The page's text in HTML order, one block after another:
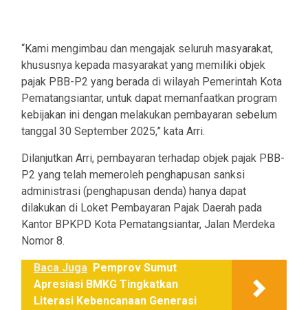
“Kami mengimbau dan mengajak seluruh masyarakat,
khususnya kepada masyarakat yang memiliki objek
pajak PBB-P2 yang berada di wilayah Pemerintah Kota
Pematangsiantar, untuk dapat memanfaatkan program
kebijakan ini dengan melakukan pembayaran sebelum
tanggal 30 September 2025,” kata Arri.
Dilanjutkan Arri, pembayaran terhadap objek pajak PBB-
P2 yang telah memeroleh penghapusan sanksi
administrasi (penghapusan denda) hanya dapat
dilakukan di Loket Pembayaran Pajak Daerah pada
Kantor BPKPD Kota Pematangsiantar, Jalan Merdeka
Nomor 8.
Baca Juga Pemprov Sumut
Apresiasi BMKG Tingkatkan
Literasi Kebencanaan Generasi